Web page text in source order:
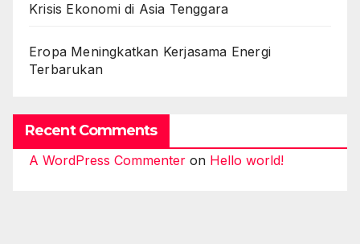
Krisis Ekonomi di Asia Tenggara
Eropa Meningkatkan Kerjasama Energi
Terbarukan
Recent Comments
A WordPress Commenter on Hello world!